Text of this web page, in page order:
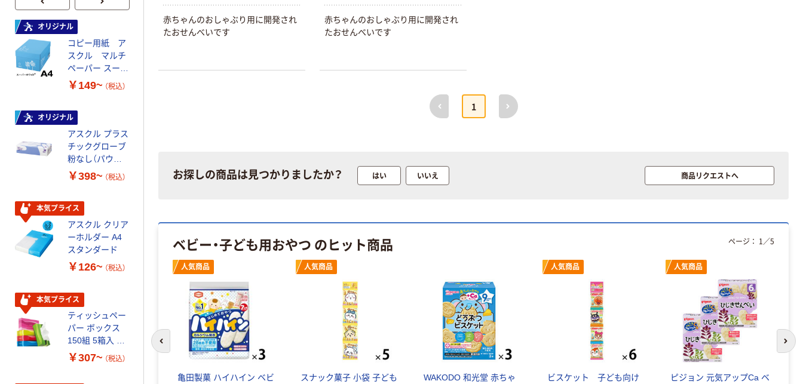
赤ちゃんのおしゃぶり用に開発され
たおせんべいです
赤ちゃんのおしゃぶり用に開発され
たおせんべいです
前へ
1
次へ
お探しの商品は見つかりましたか？ はい いいえ 商品リクエストへ
ベビー・子ども用おやつ のヒット商品
人気商品
亀田製菓 ハイハイン ベビ
人気商品
スナック菓子 小袋 子ども
WAKODO 和光堂 赤ちゃ
人気商品
ビスケット 子ども向け
人気商品
ピジョン 元気アップCa ベ
ページ： 1 ／5
前のスライドへ 次
オリジナル
コピー用紙 ア
スクル マルチ
ペーパー スーパ
ーホワイト+
￥149~ （税込）
オリジナル
アスクル プラス
チックグローブ
粉なし（パウダ
ーフリー）
￥398~ （税込）
本気プライス
アスクル クリア
ーホルダー A4
スタンダード
￥126~ （税込）
本気プライス
ティッシュペー
パー ボックス
150組 5箱入 ア
スクル スマート
￥307~ （税込）
オリジナル
スーパーエコノ
100% 6ロール
￥446~ （税込）
アスクル 耳にや
さしい やわらか
いマスク
￥458~
本気プライス
トイレットペー
パー シングル
120ｍ 再生紙
100% 6ロール
芯あり FSC認
￥455~ （税込）
本気プライス
定モデル) 蛍光
キャップシール
付き／2Lラベル
￥1,037~
G バルクタイプ
指定医薬部外品
￥140~
サントリー 天然
水 ミネラルウォ
ーター ペットボ
ト ニトリルグ
ト 粉なし（パ
ウダーフリー）
本気プライス
ティッシュペー
PEFC認証
オリジナル
【アスクル限定】
ファーストレイ
ト ニトリルグ
ローブ ブル
ウダーフリー）
￥698~ （税込）
ーフリー）
￥398~
アスクル クリア
ーホルダー A4
本気プライス
ティッシュペー
パー ボックス
150組 5箱入 ア
スクル スマート
ビッド PEFC認
￥307~